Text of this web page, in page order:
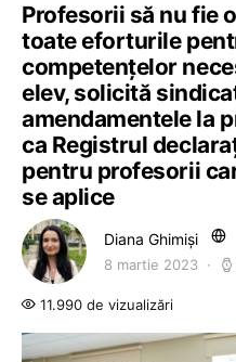
Profesorii să nu fie
toate eforturile
competențelor
elev, solicită
amendamentele la
ca Registrul
pentru profesorii
se aplice
Diana Ghimiși
8 martie 2023
11.990 de vizualizări